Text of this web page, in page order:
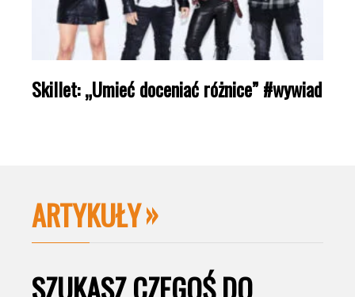
Skillet: „Umieć doceniać różnice” #wywiad
ARTYKUŁY
SZUKASZ CZEGOŚ DO